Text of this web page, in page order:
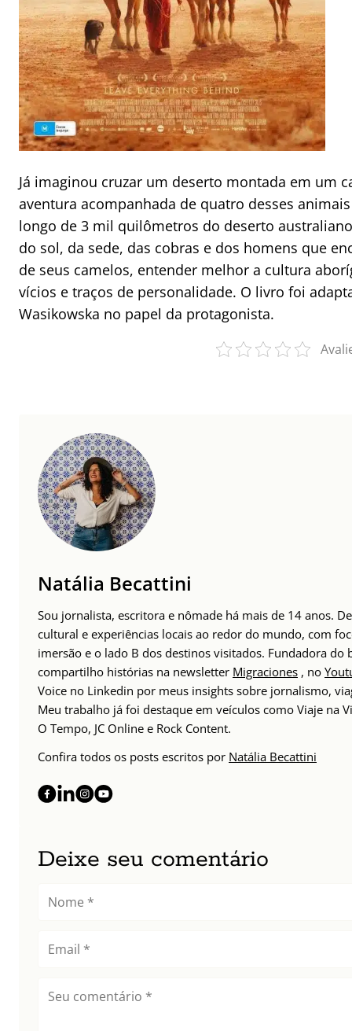
Já imaginou cruzar um deserto montada em um
aventura acompanhada de quatro desses
longo de 3 mil quilômetros do deserto
do sol, da sede, das cobras e dos homens que
de seus camelos, entender melhor a cultura
vícios e traços de personalidade. O livro foi
Wasikowska no papel da protagonista.
Natália Becattini
Sou jornalista, escritora e nômade há mais de 14 anos.
cultural e experiências locais ao redor do mundo, com
imersão e o lado B dos destinos visitados. Fundadora
compartilho histórias na newsletter Migraciones , no
Voice no Linkedin por meus insights sobre jornalismo,
Meu trabalho já foi destaque em veículos como Viaje na
O Tempo, JC Online e Rock Content.
Confira todos os posts escritos por Natália Becattini
Deixe seu comentário